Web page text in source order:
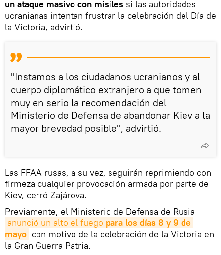
un ataque masivo con misiles si las autoridades
ucranianas intentan frustrar la celebración del Día de
la Victoria, advirtió.
"Instamos a los ciudadanos ucranianos y al
cuerpo diplomático extranjero a que tomen
muy en serio la recomendación del
Ministerio de Defensa de abandonar Kiev a la
mayor brevedad posible", advirtió.
Las FFAA rusas, a su vez, seguirán reprimiendo con
firmeza cualquier provocación armada por parte de
Kiev, cerró Zajárova.
Previamente, el Ministerio de Defensa de Rusia
anunció un alto el fuego para los días 8 y 9 de
mayo con motivo de la celebración de la Victoria en
la Gran Guerra Patria.